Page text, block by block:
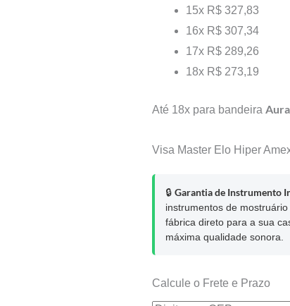
15x R$ 327,83
16x R$ 307,34
17x R$ 289,26
18x R$ 273,19
Até 18x para bandeiraAura
Visa Master Elo Hiper
🔒Garantia de Instrumento
instrumentos de
fábrica direto para a sua
máxima qualidade sonora.
Calcule o Frete e Prazo